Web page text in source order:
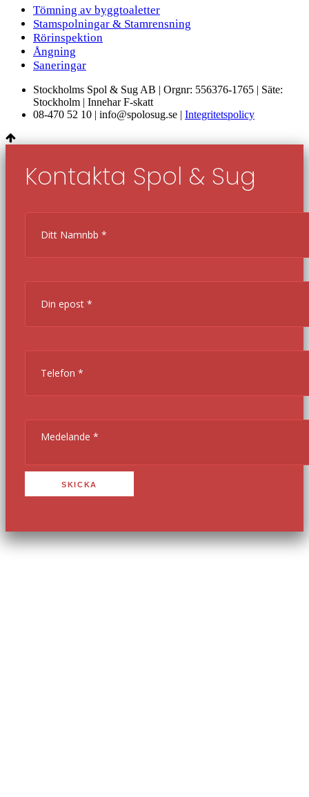
Tömning av byggtoaletter
Stamspolningar & Stamrensning
Rörinspektion
Ångning
Saneringar
Stockholms Spol & Sug AB | Orgnr: 556376-1765 | Säte:
Stockholm | Innehar F-skatt
08-470 52 10 | info@spolosug.se | Integritetspolicy
Kontakta Spol & Sug